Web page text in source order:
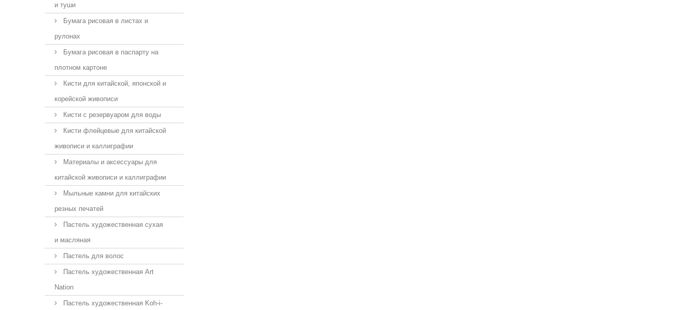
и туши
Бумага рисовая в листах и
рулонах
Бумага рисовая в паспарту на
плотном картоне
Кисти для китайской, японской и
корейской живописи
Кисти с резервуаром для воды
Кисти флейцевые для китайской
живописи и каллиграфии
Материалы и аксессуары для
китайской живописи и каллиграфии
Мыльные камни для китайских
резных печатей
Пастель художественная сухая
и масляная
Пастель для волос
Пастель художественная Art
Nation
Пастель художественная Koh-i-